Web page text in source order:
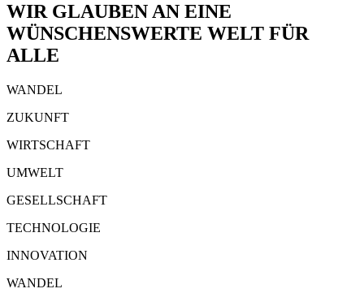
WIR GLAUBEN AN EINE
WÜNSCHENSWERTE WELT FÜR
ALLE
WANDEL
ZUKUNFT
WIRTSCHAFT
UMWELT
GESELLSCHAFT
TECHNOLOGIE
INNOVATION
WANDEL